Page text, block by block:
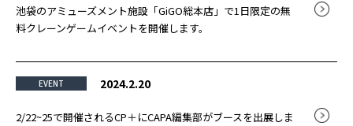
池袋のアミューズメント施設「GiGO総本店」で1日限定の無
料クレーンゲームイベントを開催します。
EVENT 2024.2.20
2/22~25で開催されるCP＋にCAPA編集部がブースを出展しま